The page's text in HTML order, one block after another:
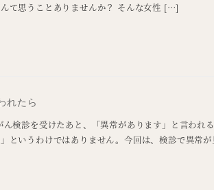
て思うことありませんか？ そんな女性 […]
れたら
検診を受けたあと、「異常があります」と言われ
というわけではありません。今回は、検診で異常